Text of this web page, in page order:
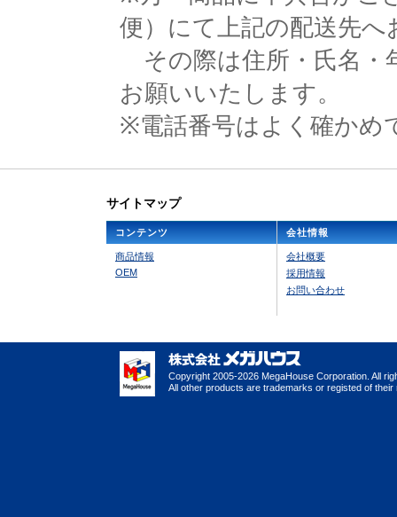
便）にて上記の配送先
その際は住所・氏名・
お願いいたします。
※電話番号はよく確かめ
サイトマップ
コンテンツ
商品情報
OEM
会社情報
会社概要
採用情報
お問い合わせ
Copyright 2005-2026 MegaHouse Corporation. All
All other products are trademarks or registed of